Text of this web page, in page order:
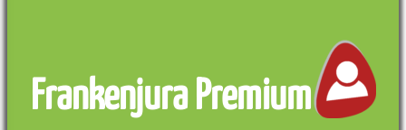
Frankenjura Premium